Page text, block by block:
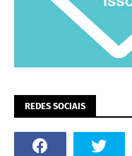
REDES SOCIAIS